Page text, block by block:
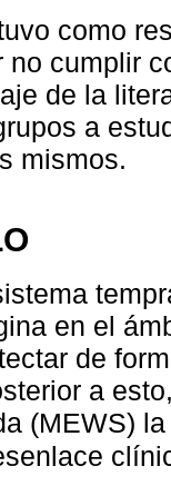
como
no cumplir
de la
a
mismos.
en el
de
a
(MEWS)